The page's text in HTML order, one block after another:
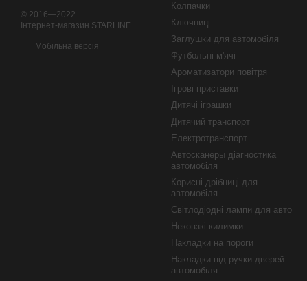
© 2016—2022
Iнтернет-магазин STARLINE
Мобільна версія
Колпачки
Ключниці
Заглушки для автомобіля
Футбольні м'ячі
Ароматизатори повітря
Ігрові приставки
Дитячі іграшки
Дитячий транспорт
Електротранспорт
Автосканеры діагностика
автомобіля
Корисні дрібниці для
автомобіля
Світлодіодні лампи для авто
Нековзкі килимки
Накладки на пороги
Накладки під ручки дверей
автомобіля